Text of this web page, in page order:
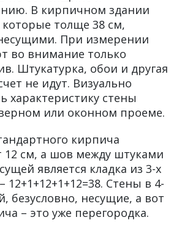
В кирпичном здании
которые толще 38 см,
При измерении
во внимание только
Штукатурка, обои и другая
не идут. Визуально
характеристику стены
или оконном проеме.
кирпича
12 см, а шов между штуками
является кладка из 3-х
12+1+12+1+12=38. Стены в 4-
безусловно, несущие, а вот
– это уже перегородка.